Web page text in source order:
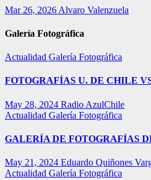
Mar 26, 2026 Alvaro Valenzuela
Galería Fotográfica
Actualidad Galería Fotográfica
FOTOGRAFÍAS U. DE CHILE
May 28, 2024 Radio AzulChile
Actualidad Galería Fotográfica
GALERÍA DE FOTOGRAFÍAS
May 21, 2024 Eduardo Quiñones
Actualidad Galería Fotográfica